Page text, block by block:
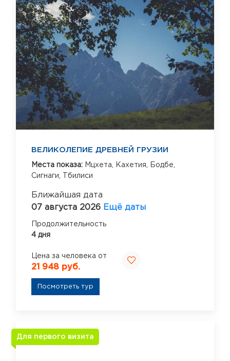
ВЕЛИКОЛЕПИЕ ДРЕВНЕЙ ГРУЗИИ
Места показа: Мцхета, Кахетия,
Бодбе,
Сигнаги,
Тбилиси
Ближайшая дата
07 августа 2026 Ещё даты
Продолжительность
4 дня
Цена за человека от
21 948 руб.
Посмотреть тур
Для первого визита